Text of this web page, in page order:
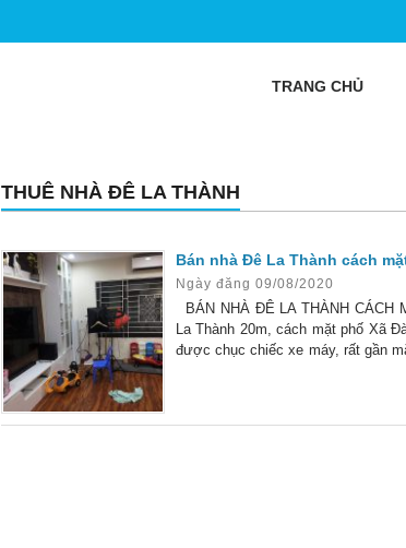
TRANG CHỦ
THUÊ NHÀ ĐÊ LA THÀNH
Bán nhà Đê La Thành cách
Ngày đăng 09/08/2020
BÁN NHÀ ĐÊ LA THÀNH CÁCH
La Thành 20m, cách mặt phố Xã
được chục chiếc xe máy, rất gần